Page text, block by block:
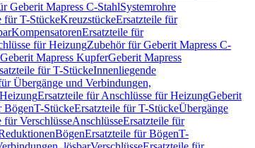
Geberit Mapress C-StahlSystemrohre
für T-StückeKreuzstückeErsatzteile für
KompensatorenErsatzteile für
für HeizungZubehör für Geberit Mapress C-
Geberit Mapress KupferGeberit Mapress
für T-StückeInnenliegende
Übergänge und Verbindungen,
Ersatzteile für Anschlüsse für HeizungGeberit
BögenT-StückeErsatzteile für T-StückeÜbergänge
für VerschlüsseAnschlüsseErsatzteile für
BögenErsatzteile für BögenT-